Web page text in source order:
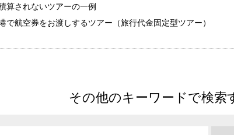
算されないツアーの一例
で航空券をお渡しするツアー（旅行代金固定型ツアー）
その他のキーワードで検索